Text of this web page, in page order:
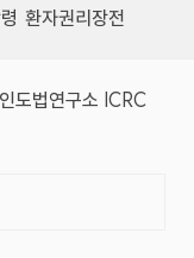
환자권리장전
인도법연구소 ICRC